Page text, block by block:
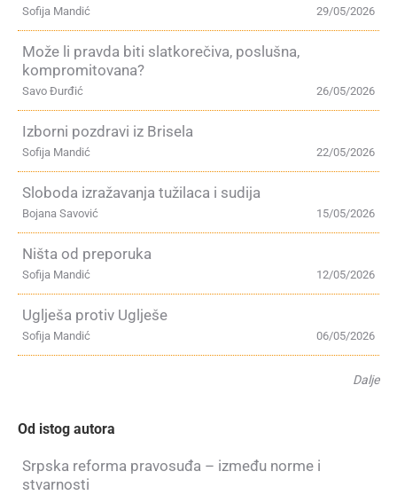
29/05/2026
Sofija Mandić
Može li pravda biti slatkorečiva, poslušna,
kompromitovana?
26/05/2026
Savo Đurđić
Izborni pozdravi iz Brisela
22/05/2026
Sofija Mandić
Sloboda izražavanja tužilaca i sudija
15/05/2026
Bojana Savović
Ništa od preporuka
12/05/2026
Sofija Mandić
Uglješa protiv Uglješe
06/05/2026
Sofija Mandić
Dalje
Od istog autora
Srpska reforma pravosuđa – između norme i
stvarnosti